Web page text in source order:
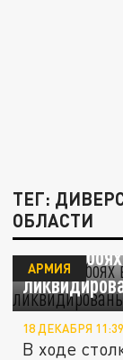
ТЕГ:
ОБЛАСТИ
SHOT: в
АРМИЯ
18 ДЕКАБРЯ 11:39
В ходе